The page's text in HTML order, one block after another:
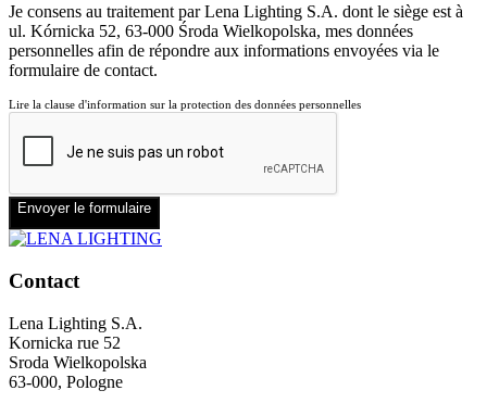
Je consens au traitement par Lena Lighting S.A. dont le siège est à
ul. Kórnicka 52, 63-000 Środa Wielkopolska, mes données
personnelles afin de répondre aux informations envoyées via le
formulaire de contact.
Lire la clause d'information sur la protection des données personnelles
Envoyer le formulaire
Contact
Lena Lighting S.A.
Kornicka rue 52
Sroda Wielkopolska
63-000, Pologne